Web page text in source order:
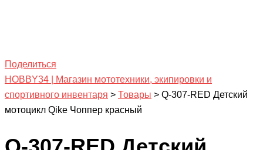
Поделиться
HOBBY34 | Магазин мототехники, экипировки и
спортивного инвентаря > Товары > Q-307-RED Детский
мотоцикл Qike Чоппер красный